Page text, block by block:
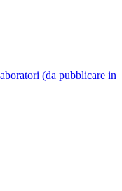
(da pubblicare in